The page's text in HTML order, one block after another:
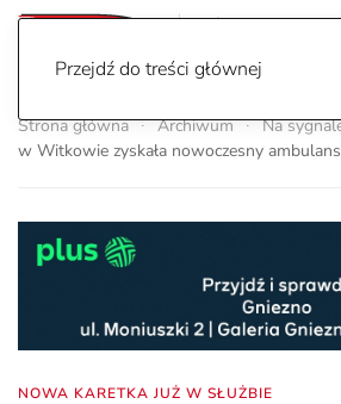
Przejdź do treści głównej
Strona główna Archiwum Na
w Witkowie zyskała nowoczesny ambulans
NOWA KARETKA JUŻ W SŁUŻBIE